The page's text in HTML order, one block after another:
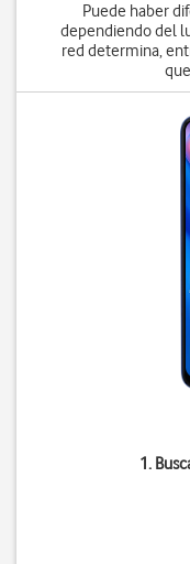
Puede haber
dependiendo del
red determina,
1.